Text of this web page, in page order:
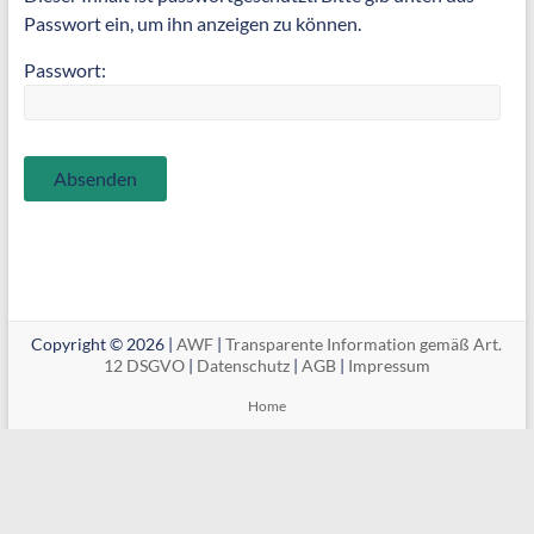
Passwort ein, um ihn anzeigen zu können.
Passwort:
Copyright © 2026 |AWF |Transparente Information gemäß Art.
12 DSGVO| Datenschutz| AGB| Impressum
Home